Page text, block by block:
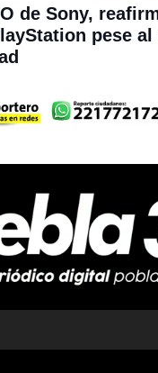
de Sony,
pese al